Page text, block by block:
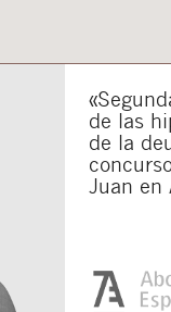
de las
de la
Juan en